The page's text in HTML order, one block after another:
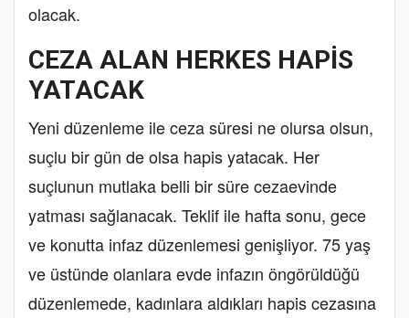
olacak.
CEZA ALAN HERKES HAPİS
YATACAK
Yeni düzenleme ile ceza süresi ne olursa olsun,
suçlu bir gün de olsa hapis yatacak. Her
suçlunun mutlaka belli bir süre cezaevinde
yatması sağlanacak. Teklif ile hafta sonu, gece
ve konutta infaz düzenlemesi genişliyor. 75 yaş
ve üstünde olanlara evde infazın öngörüldüğü
düzenlemede, kadınlara aldıkları hapis cezasına